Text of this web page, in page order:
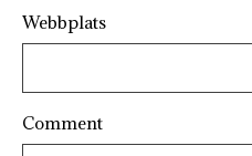
Webbplats
Comment